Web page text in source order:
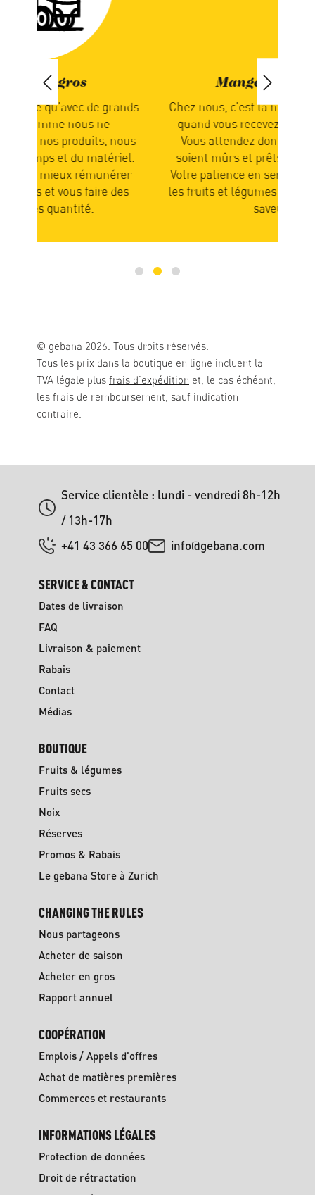
Manger de saison
Chez nous, c'est la nature qui détermine
quand vous recevez votre commande.
Vous attendez donc que les produits
soient mûrs et prêts pour l’expédition.
Votre patience en sera récompensée car
les fruits et légumes sont alors pleins de
© gebana 2026. Tous droits réservés.
Tous les prix dans la boutique en ligne incluent la
TVA légale plus frais d'expédition et, le cas échéant,
les frais de remboursement, sauf indication
contraire.
Service clientèle : lundi - vendredi 8h-12h
/ 13h-17h
+41 43 366 65 00
info@gebana.com
SERVICE & CONTACT
Dates de livraison
FAQ
Livraison & paiement
Rabais
Contact
Médias
BOUTIQUE
Fruits & légumes
Fruits secs
Noix
Réserves
Promos & Rabais
Le gebana Store à Zurich
CHANGING THE RULES
Nous partageons
Acheter de saison
Acheter en gros
Rapport annuel
COOPÉRATION
Emplois / Appels d'offres
Achat de matières premières
Commerces et restaurants
INFORMATIONS LÉGALES
Protection de données
Droit de rétractation